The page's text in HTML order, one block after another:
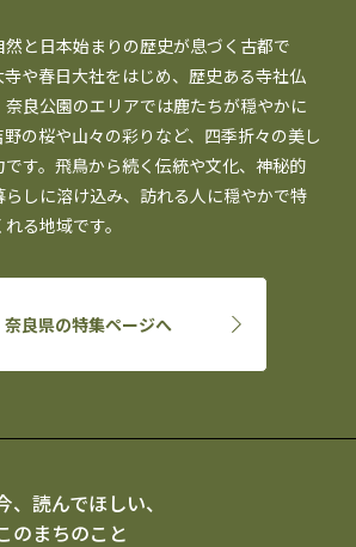
と日本始まりの歴史が息づく古都で
や春日大社をはじめ、歴史ある寺社仏
良公園のエリアでは鹿たちが穏やかに
の桜や山々の彩りなど、四季折々の美し
す。飛鳥から続く伝統や文化、神秘的
しに溶け込み、訪れる人に穏やかで特
る地域です。
奈良県の特集ページへ
、読んでほしい、
のまちのこと